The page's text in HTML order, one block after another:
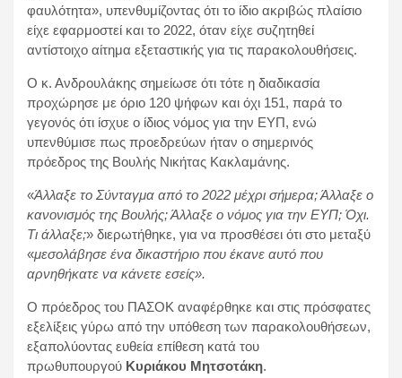
φαυλότητα», υπενθυμίζοντας ότι το ίδιο ακριβώς πλαίσιο
είχε εφαρμοστεί και το 2022, όταν είχε συζητηθεί
αντίστοιχο αίτημα εξεταστικής για τις παρακολουθήσεις.
Ο κ. Ανδρουλάκης σημείωσε ότι τότε η διαδικασία
προχώρησε με όριο 120 ψήφων και όχι 151, παρά το
γεγονός ότι ίσχυε ο ίδιος νόμος για την ΕΥΠ, ενώ
υπενθύμισε πως προεδρεύων ήταν ο σημερινός
πρόεδρος της Βουλής Νικήτας Κακλαμάνης.
«Άλλαξε το Σύνταγμα από το 2022 μέχρι σήμερα; Άλλαξε ο
κανονισμός της Βουλής; Άλλαξε ο νόμος για την ΕΥΠ; Όχι.
Τι άλλαξε;» διερωτήθηκε, για να προσθέσει ότι στο μεταξύ
«μεσολάβησε ένα δικαστήριο που έκανε αυτό που
αρνηθήκατε να κάνετε εσείς».
Ο πρόεδρος του ΠΑΣΟΚ αναφέρθηκε και στις πρόσφατες
εξελίξεις γύρω από την υπόθεση των παρακολουθήσεων,
εξαπολύοντας ευθεία επίθεση κατά του
πρωθυπουργού Κυριάκου Μητσοτάκη.